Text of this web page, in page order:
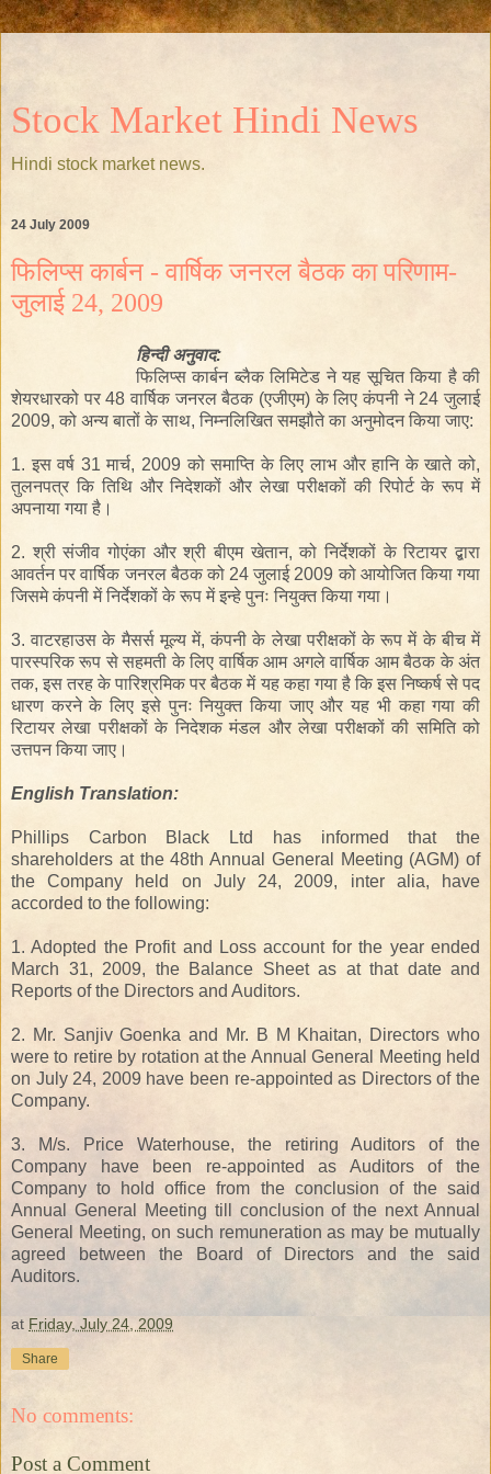
Stock Market Hindi News
Hindi stock market news.
24 July 2009
फिलिप्स कार्बन - वार्षिक जनरल बैठक का परिणाम-
जुलाई 24, 2009
हिन्दीअनुवाद:
फिलिप्स कार्बन ब्लैक लिमिटेड ने यह सूचित किया है की
शेयरधारको पर 48 वार्षिक जनरल बैठक (एजीएम) के लिए कंपनी ने 24 जुलाई
2009, को अन्य बातों के साथ, निम्नलिखित समझौते का अनुमोदन किया जाए:
1. इस वर्ष 31 मार्च, 2009 को समाप्ति के लिए लाभ और हानि के खाते को,
तुलनपत्र कि तिथि और निदेशकों और लेखा परीक्षकों की रिपोर्ट के रूप में
अपनाया गया है।
2. श्री संजीव गोएंका और श्री बीएम खेतान, को निर्देशकों के रिटायर द्बारा
आवर्तन पर वार्षिक जनरल बैठक को 24 जुलाई 2009 को आयोजित किया गया
जिसमे कंपनी में निर्देशकों के रूप में इन्हे पुनः नियुक्त किया गया।
3. वाटरहाउस के मैसर्स मूल्य में, कंपनी के लेखा परीक्षकों के रूप में के बीच में
पारस्परिक रूप से सहमती के लिए वार्षिक आम अगले वार्षिक आम बैठक के अंत
तक, इस तरह के पारिश्रमिक पर बैठक में यह कहा गया है कि इस निष्कर्ष से पद
धारण करने के लिए इसे पुनः नियुक्त किया जाए और यह भी कहा गया की
रिटायर लेखा परीक्षकों के निदेशक मंडल और लेखा परीक्षकों की समिति को
उत्तपन किया जाए।
English Translation:
Phillips Carbon Black Ltd has informed that the
shareholders at the 48th Annual General Meeting (AGM) of
the Company held on July 24, 2009, inter alia, have
accorded to the following:
1. Adopted the Profit and Loss account for the year ended
March 31, 2009, the Balance Sheet as at that date and
Reports of the Directors and Auditors.
2. Mr. Sanjiv Goenka and Mr. B M Khaitan, Directors who
were to retire by rotation at the Annual General Meeting held
on July 24, 2009 have been re-appointed as Directors of the
Company.
3. M/s. Price Waterhouse, the retiring Auditors of the
Company have been re-appointed as Auditors of the
Company to hold office from the conclusion of the said
Annual General Meeting till conclusion of the next Annual
General Meeting, on such remuneration as may be mutually
agreed between the Board of Directors and the said
Auditors.
at Friday, July 24, 2009
Share
No comments:
Post a Comment